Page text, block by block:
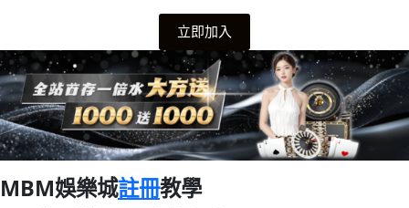
立即加入
MBM娛樂城註冊教學